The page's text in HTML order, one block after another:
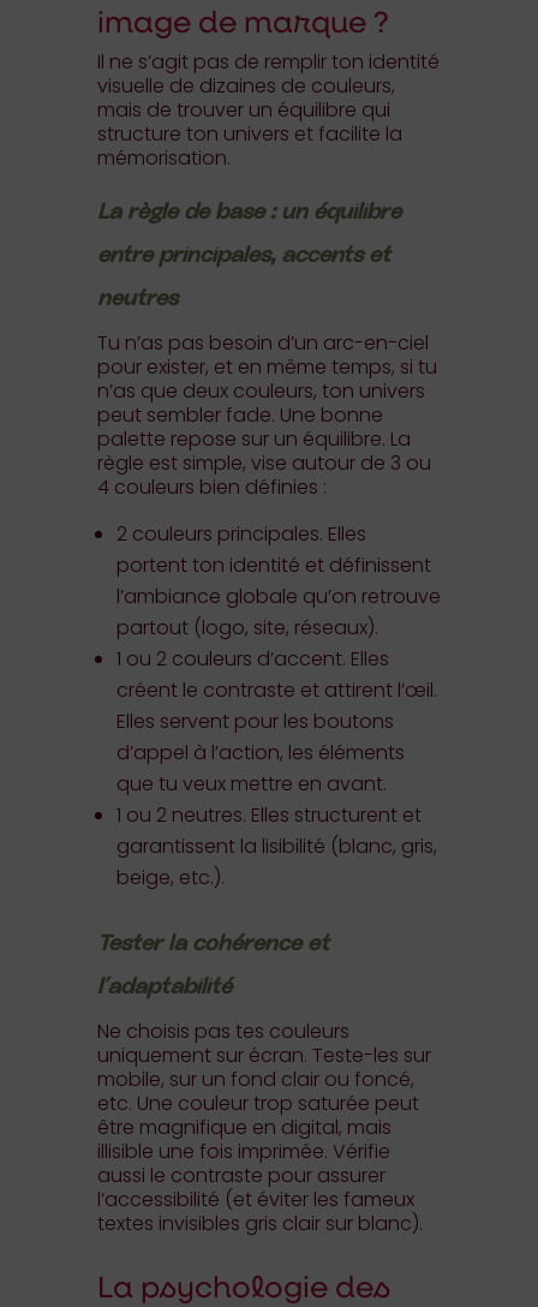
image de marque ?
Il ne s’agit pas de remplir ton identité
visuelle de dizaines de couleurs,
mais de trouver un équilibre qui
structure ton univers et facilite la
mémorisation.
La règle de base : un équilibre
entre principales, accents et
neutres
Tu n’as pas besoin d’un arc-en-ciel
pour exister, et en même temps, si tu
n’as que deux couleurs, ton univers
peut sembler fade. Une bonne
palette repose sur un équilibre. La
règle est simple, vise autour de 3 ou
4 couleurs bien définies :
2 couleurs principales. Elles
portent ton identité et définissent
l’ambiance globale qu’on retrouve
partout (logo, site, réseaux).
1 ou 2 couleurs d’accent. Elles
créent le contraste et attirent l’œil.
Elles servent pour les boutons
d’appel à l’action, les éléments
que tu veux mettre en avant.
1 ou 2 neutres. Elles structurent et
garantissent la lisibilité (blanc, gris,
beige, etc.).
Tester la cohérence et
l’adaptabilité
Ne choisis pas tes couleurs
uniquement sur écran. Teste-les sur
mobile, sur un fond clair ou foncé,
etc. Une couleur trop saturée peut
être magnifique en digital, mais
illisible une fois imprimée. Vérifie
aussi le contraste pour assurer
l’accessibilité (et éviter les fameux
textes invisibles gris clair sur blanc).
La psychologie des